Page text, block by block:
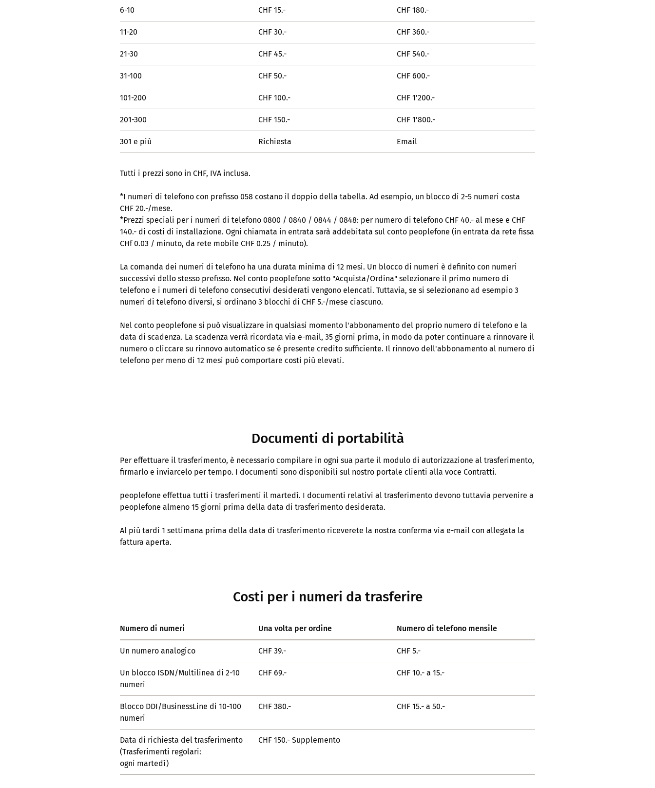
6-10 CHF 15.- CHF 180.-
11-20 CHF 30.- CHF 360.-
21-30 CHF 45.- CHF 540.-
31-100 CHF 50.- CHF 600.-
101-200 CHF 100.- CHF 1'200.-
201-300 CHF 150.- CHF 1'800.-
301 e più Richiesta Email
Tutti i prezzi sono in CHF, IVA inclusa.
*I numeri di telefono con prefisso 058 costano il doppio della tabella. Ad esempio, un blocco di 2-5 numeri costa
CHF 20.-/mese.
*Prezzi speciali per i numeri di telefono 0800 / 0840 / 0844 / 0848: per numero di telefono CHF 40.- al mese e CHF
140.- di costi di installazione. Ogni chiamata in entrata sarà addebitata sul conto peoplefone (in entrata da rete fissa
CHf 0.03 / minuto, da rete mobile CHF 0.25 / minuto).
La comanda dei numeri di telefono ha una durata minima di 12 mesi. Un blocco di numeri è definito con numeri
successivi dello stesso prefisso. Nel conto peoplefone sotto "Acquista/Ordina" selezionare il primo numero di
telefono e i numeri di telefono consecutivi desiderati vengono elencati. Tuttavia, se si selezionano ad esempio 3
numeri di telefono diversi, si ordinano 3 blocchi di CHF 5.-/mese ciascuno.
Nel conto peoplefone si può visualizzare in qualsiasi momento l'abbonamento del proprio numero di telefono e la
data di scadenza. La scadenza verrà ricordata via e-mail, 35 giorni prima, in modo da poter continuare a rinnovare il
numero o cliccare su rinnovo automatico se é presente credito sufficiente. Il rinnovo dell'abbonamento al numero di
telefono per meno di 12 mesi può comportare costi più elevati.
Documenti di portabilità
Per effettuare il trasferimento, è necessario compilare in ogni sua parte il modulo di autorizzazione al trasferimento,
firmarlo e inviarcelo per tempo. I documenti sono disponibili sul nostro portale clienti alla voce Contratti.
peoplefone effettua tutti i trasferimenti il martedì. I documenti relativi al trasferimento devono tuttavia pervenire a
peoplefone almeno 15 giorni prima della data di trasferimento desiderata.
Al più tardi 1 settimana prima della data di trasferimento riceverete la nostra conferma via e-mail con allegata la
fattura aperta.
Costi per i numeri da trasferire
Numero di numeri Una volta per ordine Numero di telefono mensile
Un numero analogico CHF 39.- CHF 5.-
Un blocco ISDN/Multilinea di 2-10
numeri
CHF 69.- CHF 10.- a 15.-
Blocco DDI/BusinessLine di 10-100
numeri
CHF 380.- CHF 15.- a 50.-
Data di richiesta del trasferimento
(Trasferimenti regolari:
ogni martedì)
CHF 150.- Supplemento